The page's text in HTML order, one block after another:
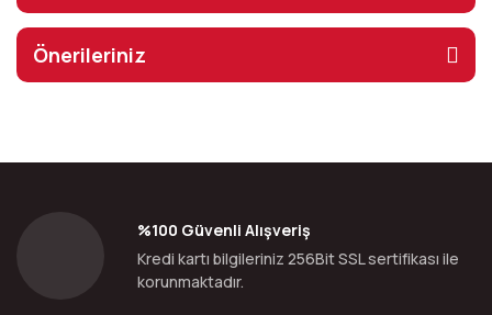
Önerileriniz
%100 Güvenli Alışveriş
Kredi kartı bilgileriniz 256Bit SSL sertifikası ile
korunmaktadır.